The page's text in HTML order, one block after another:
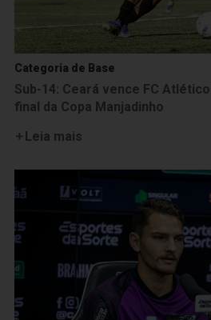
Categoria de Base
Sub-14: Ceará vence FC
final da Copa Manjadinho
Leia mais